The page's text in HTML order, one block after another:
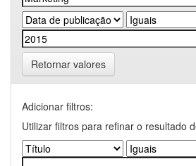
Retornar valores
Adicionar filtros:
Utilizar filtros para refinar o resultado